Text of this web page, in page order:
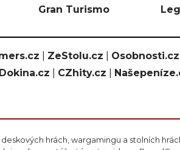
Gran Turismo
ZeStolu.cz Osobnosti.cz
Dokina.cz CZhity.cz
hrách, wargamingu a stolních